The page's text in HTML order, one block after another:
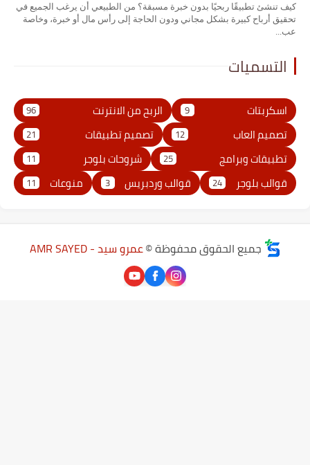
كيف تنشئ تطبيقًا ربحيًا بدون خبرة مسبقة؟ من الطبيعي أن يرغب الجميع في
تحقيق أرباح كبيرة بشكل مجاني ودون الحاجة إلى رأس مال أو خبرة، وخاصة
عب...
التسميات
اسكربتات الربح من الانترنت 96
تصميم العاب 12 تصميم تطبيقات 21
تطبيقات وبرامج 25 شروحات بلوجر 11
قوالب بلوجر 24 قوالب وردبريس منوعات 11
جميع الحقوق محفوظة ©عمرو سيد - AMR SAYED